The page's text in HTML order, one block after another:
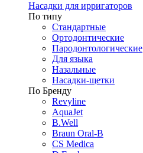
Насадки для ирригаторов
По типу
Стандартные
Ортодонтические
Пародонтологические
Для языка
Назальные
Насадки-щетки
По Бренду
Revyline
AquaJet
B.Well
Braun Oral-B
CS Medica